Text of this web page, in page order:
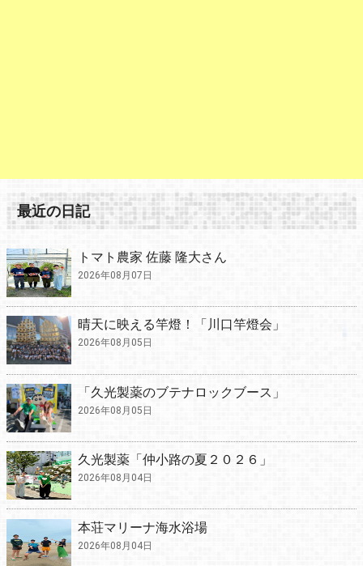
最近の日記
トマト農家 佐藤 隆大さん
2026年08月07日
晴天に映える竿燈！「川口竿燈会」
2026年08月05日
「久光製薬のブテナロックブース」
2026年08月05日
久光製薬「仲小路の夏２０２６」
2026年08月04日
本荘マリーナ海水浴場
2026年08月04日